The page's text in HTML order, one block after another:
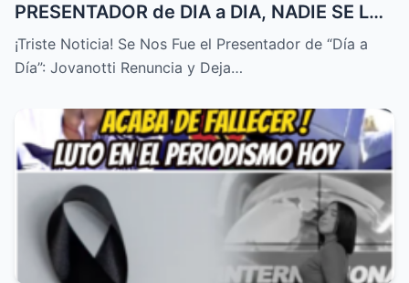
PRESENTADOR de DIA a DIA, NADIE SE LO
ESPERABA! – HTT
¡Triste Noticia! Se Nos Fue el Presentador de “Día a
Día”: Jovanotti Renuncia y Deja…